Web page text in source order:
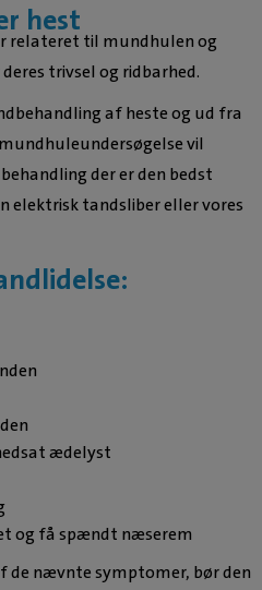
hest
relateret til mundhulen og
trivsel og ridbarhed.
af heste og ud fra
vil
der er den bedst
elektrisk tandsliber eller vores
ædelyst
og få spændt næserem
de nævnte symptomer, bør den